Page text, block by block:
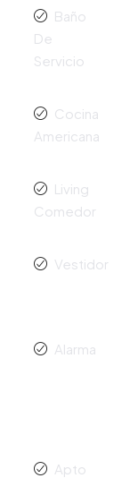
Baño
De
Servicio
Cocina
Americana
Living
Comedor
Vestidor
Alarma
Apto